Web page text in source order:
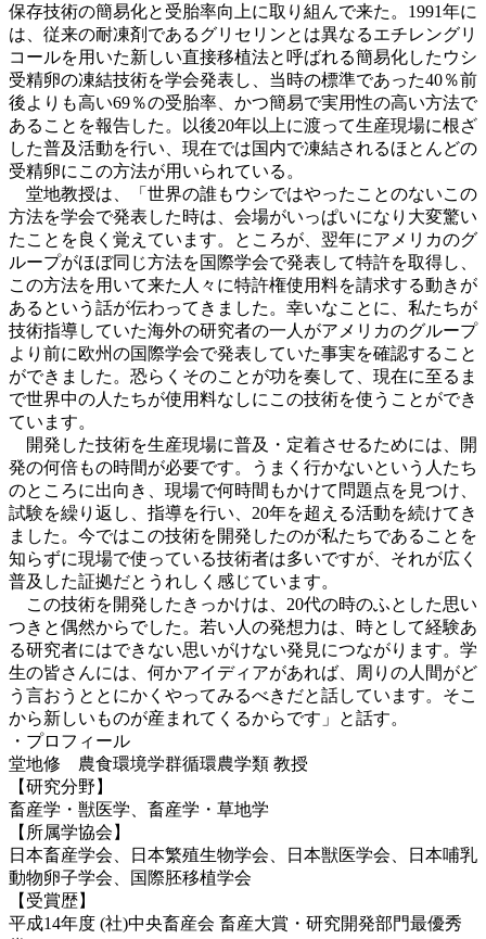
保存技術の簡易化と受胎率向上に取り組んで来た。1991年に
は、従来の耐凍剤であるグリセリンとは異なるエチレングリ
コールを用いた新しい直接移植法と呼ばれる簡易化したウシ
受精卵の凍結技術を学会発表し、当時の標準であった40％前
後よりも高い69％の受胎率、かつ簡易で実用性の高い方法で
あることを報告した。以後20年以上に渡って生産現場に根ざ
した普及活動を行い、現在では国内で凍結されるほとんどの
受精卵にこの方法が用いられている。
堂地教授は、「世界の誰もウシではやったことのないこの
方法を学会で発表した時は、会場がいっぱいになり大変驚い
たことを良く覚えています。ところが、翌年にアメリカのグ
ループがほぼ同じ方法を国際学会で発表して特許を取得し、
この方法を用いて来た人々に特許権使用料を請求する動きが
あるという話が伝わってきました。幸いなことに、私たちが
技術指導していた海外の研究者の一人がアメリカのグループ
より前に欧州の国際学会で発表していた事実を確認すること
ができました。恐らくそのことが功を奏して、現在に至るま
で世界中の人たちが使用料なしにこの技術を使うことができ
ています。
開発した技術を生産現場に普及・定着させるためには、開
発の何倍もの時間が必要です。うまく行かないという人たち
のところに出向き、現場で何時間もかけて問題点を見つけ、
試験を繰り返し、指導を行い、20年を超える活動を続けてき
ました。今ではこの技術を開発したのが私たちであることを
知らずに現場で使っている技術者は多いですが、それが広く
普及した証拠だとうれしく感じています。
この技術を開発したきっかけは、20代の時のふとした思い
つきと偶然からでした。若い人の発想力は、時として経験あ
る研究者にはできない思いがけない発見につながります。学
生の皆さんには、何かアイディアがあれば、周りの人間がど
う言おうととにかくやってみるべきだと話しています。そこ
から新しいものが産まれてくるからです」と話す。
・プロフィール
堂地修 農食環境学群循環農学類 教授
【研究分野】
畜産学・獣医学、畜産学・草地学
【所属学協会】
日本畜産学会、日本繁殖生物学会、日本獣医学会、日本哺乳
動物卵子学会、国際胚移植学会
【受賞歴】
平成14年度 (社)中央畜産会 畜産大賞・研究開発部門最優秀